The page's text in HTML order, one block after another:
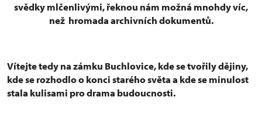
svědky mlčenlivými, řeknou nám možná mnohdy víc,
než hromada archivních dokumentů.
Vítejte tedy na zámku Buchlovice, kde se tvořily dějiny,
kde se rozhodlo o konci starého světa a kde se minulost
stala kulisami pro drama budoucnosti.